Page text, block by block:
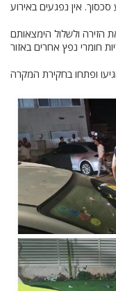
הזירה ולשלול הימצאותם